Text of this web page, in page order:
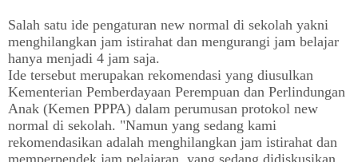
Salah satu ide pengaturan new normal di sekolah yakni
menghilangkan jam istirahat dan mengurangi jam belajar
hanya menjadi 4 jam saja.
Ide tersebut merupakan rekomendasi yang diusulkan
Kementerian Pemberdayaan Perempuan dan Perlindungan
Anak (Kemen PPPA) dalam perumusan protokol new
normal di sekolah. "Namun yang sedang kami
rekomendasikan adalah menghilangkan jam istirahat dan
memperpendek jam pelajaran, yang sedang didiskusikan